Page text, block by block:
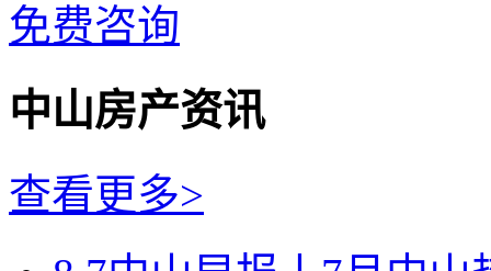
免费咨询
中山房产资讯
查看更多>